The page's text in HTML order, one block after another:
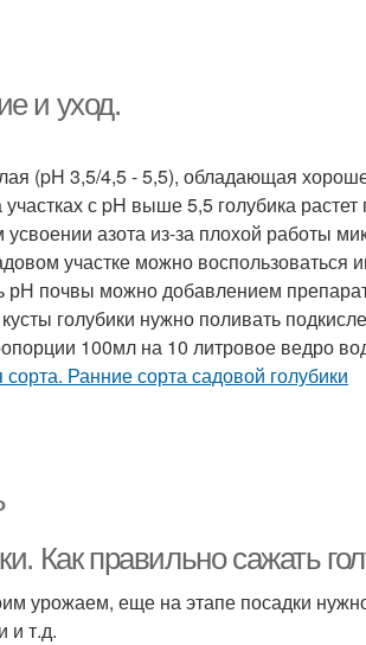
и уход.
(pH 3,5/4,5 - 5,5), обладающая
с pH выше 5,5 голубика растет
азота из-за плохой работы
участке можно воспользоваться
почвы можно добавлением
голубики нужно поливать
100мл на 10 литровое ведро
Как правильно сажать
урожаем, еще на этапе посадки
и т.д.